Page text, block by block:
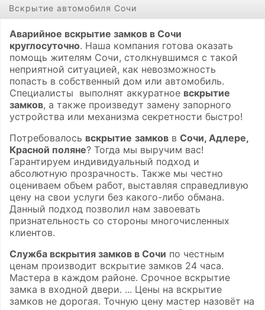
Вскрытие автомобиля Сочи
Аварийное вскрытие замков в Сочи
круглосуточно. Наша компания готова оказать
помощь жителям Сочи, столкнувшимся с такой
неприятной ситуацией, как невозможность
попасть в собственный дом или автомобиль.
Специалисты выполнят аккуратное вскрытие
замков, а также произведут замену запорного
устройства или механизма секретности быстро!
Потребовалось вскрытие замков в Сочи, Адлере,
Красной поляне? Тогда мы выручим вас!
Гарантируем индивидуальный подход и
абсолютную прозрачность. Также мы честно
оцениваем объем работ, выставляя справедливую
цену на свои услуги без какого-либо обмана.
Данный подход позволил нам завоевать
признательность со стороны многочисленных
клиентов.
Служба вскрытия замков в Сочи по честным
ценам производит вскрытие замков 24 часа.
Мастера в каждом районе. Срочное вскрытие
замка в входной двери. ... Цены на вскрытие
замков не дорогая. Точную цену мастер назовёт на